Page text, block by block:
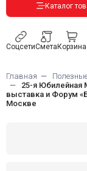
Каталог
СоцсетиСметаКорзина
Главная
25-я Юбилейная
выставка и Форум
Москве